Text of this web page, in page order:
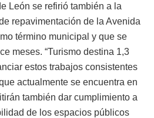
León se refirió también a la
repavimentación de la Avenida
término municipal y que se
meses. “Turismo destina 1,3
estos trabajos consistentes
actualmente se encuentra en
también dar cumplimiento a
de los espacios públicos